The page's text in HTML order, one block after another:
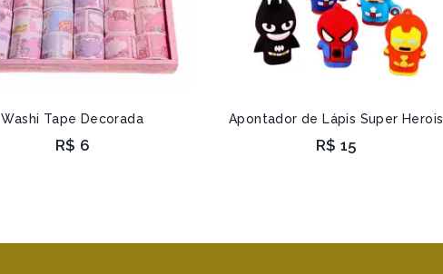
Washi Tape Decorada
R$ 6
Apontador de Lápis Super Herois
R$ 15